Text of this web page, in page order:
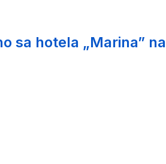
sa hotela „Marina” na